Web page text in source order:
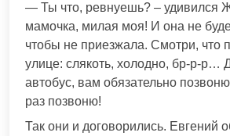
— Ты что, ревнуешь? – удивился
мамочка, милая моя! И она не
чтобы не приезжала. Смотри, что
улице: слякоть, холодно, бр-р-р…
автобус, вам обязательно
раз позвоню!
Так они и договорились. Евгений